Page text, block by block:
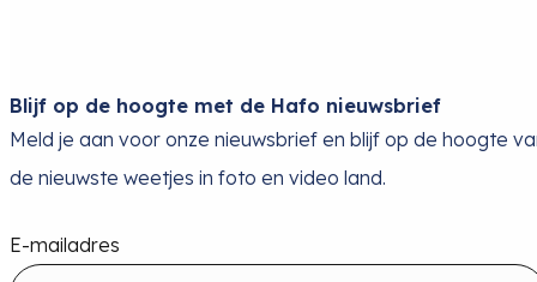
Blijf op de hoogte met de Hafo nieuwsbrief
Meld je aan voor onze nieuwsbrief en blijf op de hoogte
de nieuwste weetjes in foto en video land.
E-mailadres